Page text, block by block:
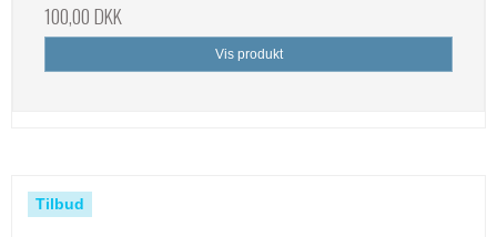
100,00 DKK
Vis produkt
Tilbud